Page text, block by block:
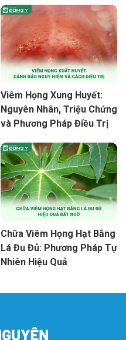
Viêm Họng Xung Huyết:
Nguyên Nhân, Triệu Chứng
và Phương Pháp Điều Trị
Chữa Viêm Họng Hạt Bằng
Lá Đu Đủ: Phương Pháp Tự
Nhiên Hiệu Quả